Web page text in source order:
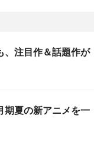
、注目作＆話題作が
期夏の新アニメを一